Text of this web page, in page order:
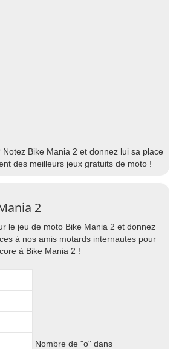
Bike Mania 2 et donnez lui sa place
des meilleurs jeux gratuits de moto !
2
le jeu de moto Bike Mania 2 et donnez
à nos amis motards internautes pour
à Bike Mania 2 !
Nombre de "o" dans